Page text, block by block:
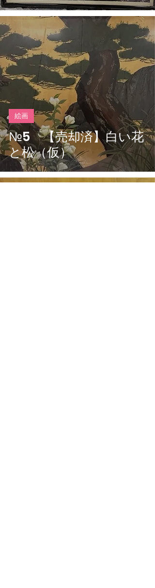
№5 【売却済】白い花
と松（仮）
絵画